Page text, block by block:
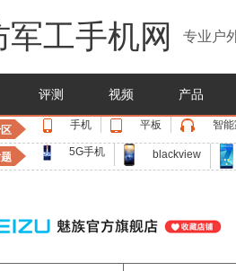
军工手机网 专业户
评测 视频 产品
手机 平板 智
5G手机 blackview